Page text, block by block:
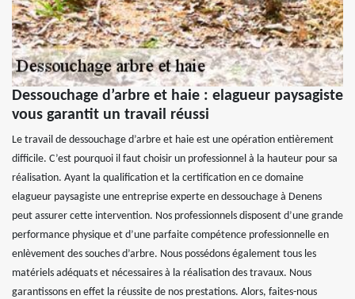
Dessouchage d’arbre et haie : elagueur paysagiste
vous garantit un travail réussi
Le travail de dessouchage d’arbre et haie est une opération entièrement
difficile. C’est pourquoi il faut choisir un professionnel à la hauteur pour sa
réalisation. Ayant la qualification et la certification en ce domaine
elagueur paysagiste une entreprise experte en dessouchage à Denens
peut assurer cette intervention. Nos professionnels disposent d’une grande
performance physique et d’une parfaite compétence professionnelle en
enlèvement des souches d’arbre. Nous possédons également tous les
matériels adéquats et nécessaires à la réalisation des travaux. Nous
garantissons en effet la réussite de nos prestations. Alors, faites-nous